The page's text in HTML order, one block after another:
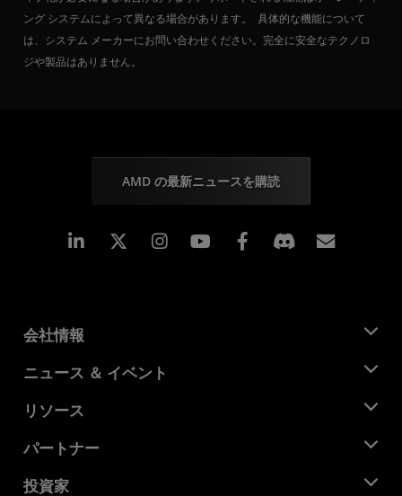
ング システムによって異なる場合があります。 具体的な機能について
は、システム メーカーにお問い合わせください。完全に安全なテクノロ
ジや製品はありません。
AMD の最新ニュースを購読
Linkedin Instagram Facebook
会社情報
AMD について
企業責任
キャリア
お問い合わせ
ニュース ＆ イベント
ニュースルーム
メディア ライブラリ
リソース
デベロッパー セントラル
ケース スタディ
パートナー
AMD パートナー ハブ
投資家